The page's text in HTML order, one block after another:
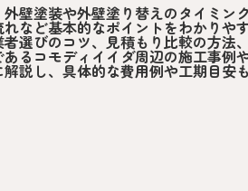
壁塗装や外壁塗り替えのタイミング
など基本的なポイントをわかりや
選びのコツ、見積もり比較の方法
るコモディイイダ周辺の施工事例
説し、具体的な費用例や工期目安